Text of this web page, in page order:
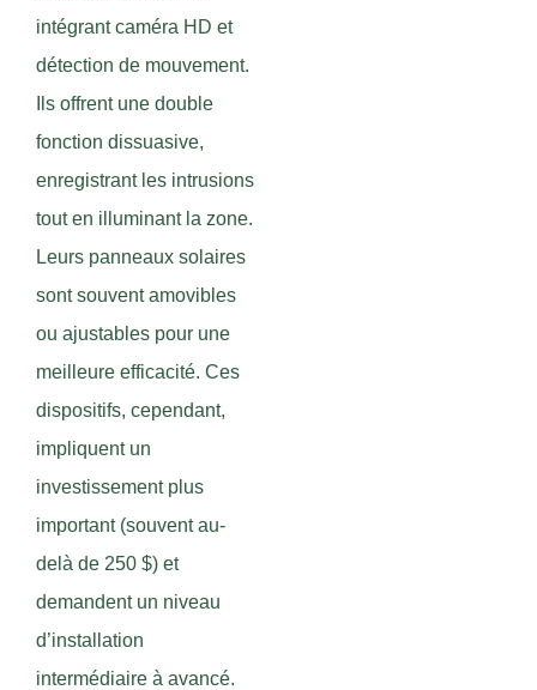
intégrant caméra HD et
détection de mouvement.
Ils offrent une double
fonction dissuasive,
enregistrant les intrusions
tout en illuminant la zone.
Leurs panneaux solaires
sont souvent amovibles
ou ajustables pour une
meilleure efficacité. Ces
dispositifs, cependant,
impliquent un
investissement plus
important (souvent au-
delà de 250 $) et
demandent un niveau
d’installation
intermédiaire à avancé.